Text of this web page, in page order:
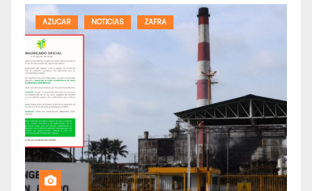
AZUCAR NOTICIAS ZAFRA